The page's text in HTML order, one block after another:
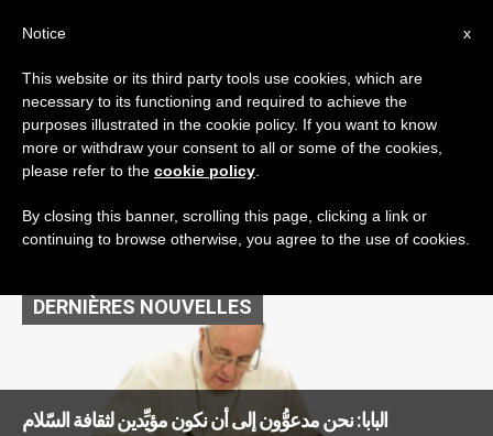
TAG
Posts Tagged ‘جائزة
زايد للأخُوّة الإنسانيّة’
DERNIÈRES NOUVELLES
البابا: نحن مدعوُّون إلى أن نكون مؤيِّدين لثقافة السّلام
x
Notice
This website or its third party tools use cookies, which are
necessary to its functioning and required to achieve the
purposes illustrated in the cookie policy. If you want to know
more or withdraw your consent to all or some of the cookies,
please refer to the cookie policy
By closing this banner, scrolling this page, clicking a link or
continuing to browse otherwise, you agree to the use of cookies.